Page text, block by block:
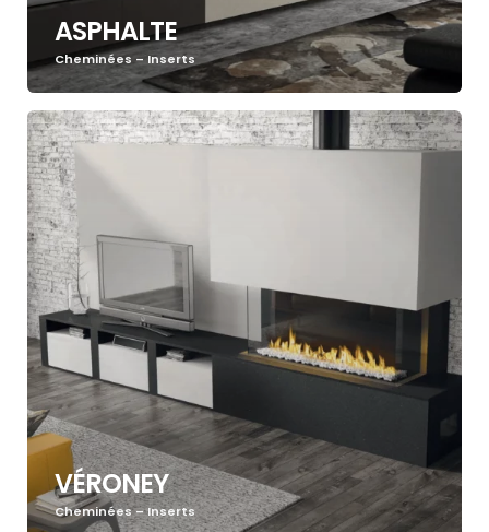
ASPHALTE
Cheminées – Inserts
VÉRONEY
Cheminées – Inserts